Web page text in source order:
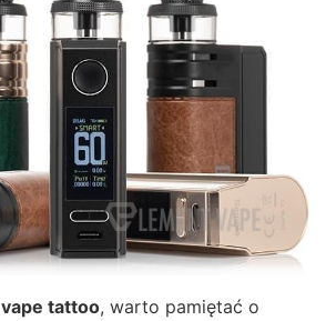
vape tattoo, warto pamiętać o